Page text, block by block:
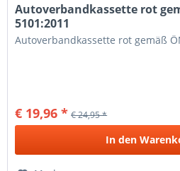
Autoverbandkassette rot
5101:2011
Autoverbandkassette rot gemäß
€ 19,96 * € 24,95 *
In den